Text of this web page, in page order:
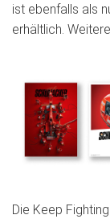
ist ebenfalls als
erhältlich.
Die Keep